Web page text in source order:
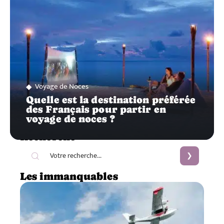
Voyage de Noces
Quelle est la destination préférée
des Français pour partir en
voyage de noces ?
Recherche
Les immanquables